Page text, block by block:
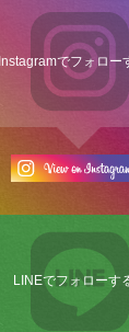
Instagramでフォロー
LINEでフォローす